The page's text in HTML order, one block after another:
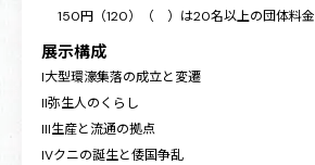
150円（120）（ ）は20名以上の団体料金
展示構成
I大型環濠集落の成立と変遷
II弥生人のくらし
III生産と流通の拠点
IVクニの誕生と倭国争乱